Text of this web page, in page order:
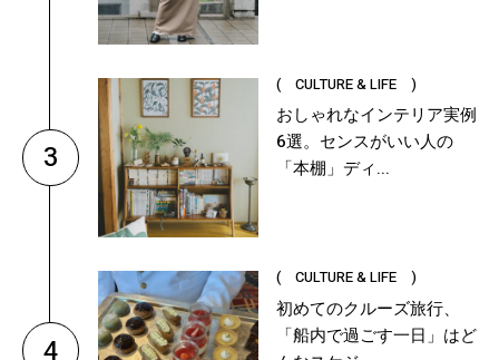
3
( CULTURE & LIFE )
おしゃれなインテリア実例
6選。センスがいい人の
「本棚」ディ...
4
( CULTURE & LIFE )
初めてのクルーズ旅行、
「船内で過ごす一日」はど